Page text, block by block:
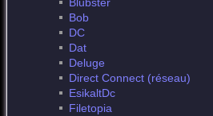
Blubster
Bob
DC
Dat
Deluge
Direct Connect (réseau)
EsikaltDc
Filetopia